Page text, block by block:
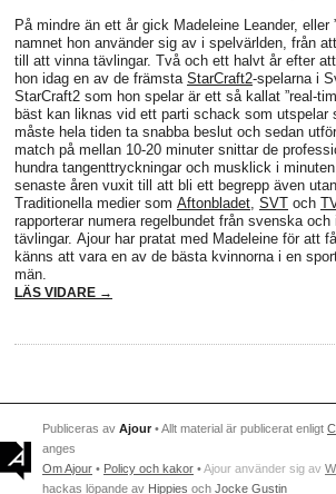
På mindre än ett år gick Madeleine Leander, eller
namnet hon använder sig av i spelvärlden, från
till att vinna tävlingar. Två och ett halvt år efter
hon idag en av de främsta StarCraft2-spelarna i
StarCraft2 som hon spelar är ett så kallat ”real-
bäst kan liknas vid ett parti schack som utspelar
måste hela tiden ta snabba beslut och sedan
match på mellan 10-20 minuter snittar de
hundra tangenttryckningar och musklick i
senaste åren vuxit till att bli ett begrepp även
Traditionella medier som Aftonbladet, SVT och
rapporterar numera regelbundet från svenska och
tävlingar. Ajour har pratat med Madeleine för att
känns att vara en av de bästa kvinnorna i en
män.
LÄS VIDARE →
Publiceras av Ajour • Allt material är publicerat enligt
anges
Om Ajour • Policy och kakor •Ajour använder sig av
hackas löpande av Hippies och Jocke Gustin